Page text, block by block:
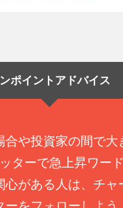
ポイントアドバイス
合や投資家の間で大
ターで急上昇ワー
心がある人は、チャ